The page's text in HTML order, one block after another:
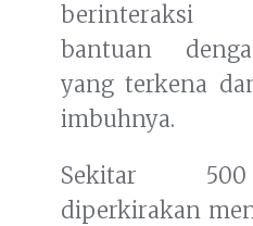
berinteraksi
bantuan
yang terkena
imbuhnya.
Sekitar
diperkirakan